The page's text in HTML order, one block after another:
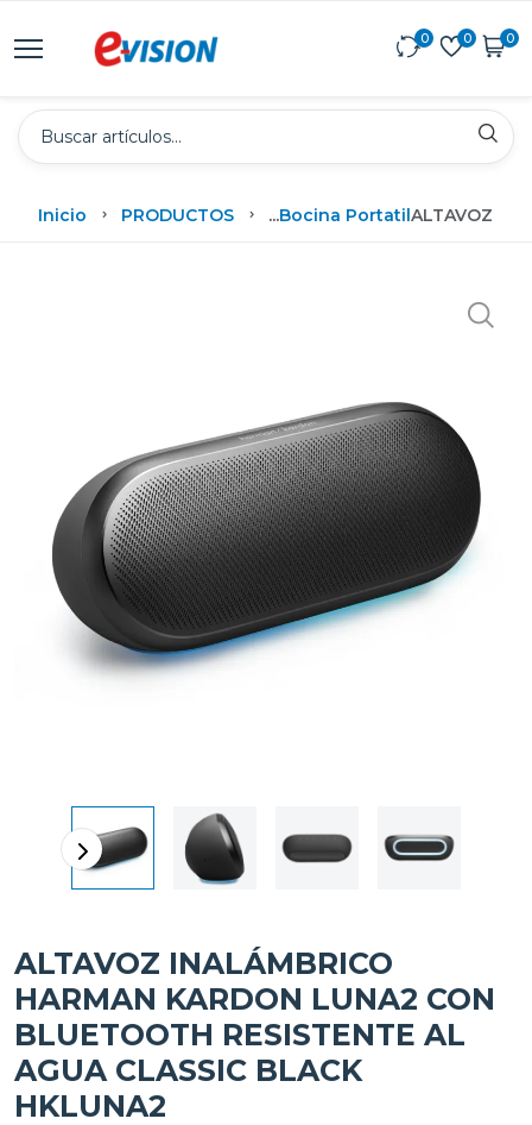
0 0 0
Inicio PRODUCTOS ...Bocina PortatilALTAVOZ
ALTAVOZ INALÁMBRICO
HARMAN KARDON LUNA2 CON
BLUETOOTH RESISTENTE AL
AGUA CLASSIC BLACK
HKLUNA2